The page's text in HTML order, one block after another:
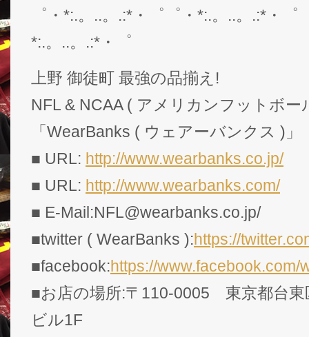
゜・*:.。..。.:*・゜゜・*:.。..。.:*・
*:.。..。.:*・゜
上野 御徒町 最強の品揃え!
NFL & NCAA ( アメリカンフットボー
「WearBanks ( ウェアーバンクス )」
■ URL: http://www.wearbanks.co.jp/
■ URL: http://www.wearbanks.com/
■ E-Mail:NFL@wearbanks.co.jp/
■twitter ( WearBanks ):https://
■facebook:https://www.facebook.com/
■お店の場所:〒110-0005 東京都台
ビル1F